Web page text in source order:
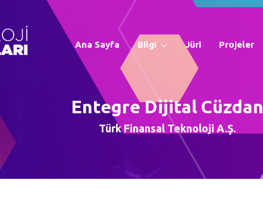
Ana Sayfa Bilgi Jüri Projeler
Entegre Dijital Cüzdan
Türk Finansal Teknoloji A.Ş.